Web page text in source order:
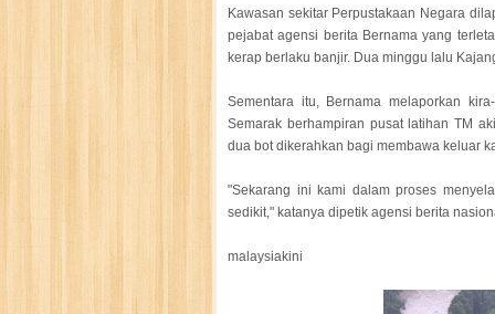
Kawasan sekitar Perpustakaan Negara
pejabat agensi berita Bernama yang
kerap berlaku banjir. Dua minggu lalu
Sementara itu, Bernama melaporkan
Semarak berhampiran pusat latihan TM
dua bot dikerahkan bagi membawa keluar
"Sekarang ini kami dalam proses
sedikit," katanya dipetik agensi berita
malaysiakini